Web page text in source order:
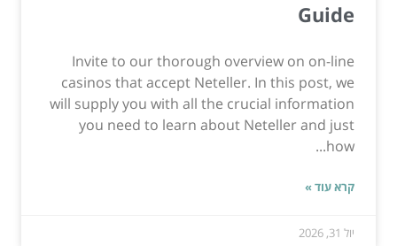
Guide
Invite to our thorough overview on on-line
casinos that accept Neteller. In this post, we
will supply you with all the crucial information
you need to learn about Neteller and just
how...
קרא עוד »
יול 31, 2026